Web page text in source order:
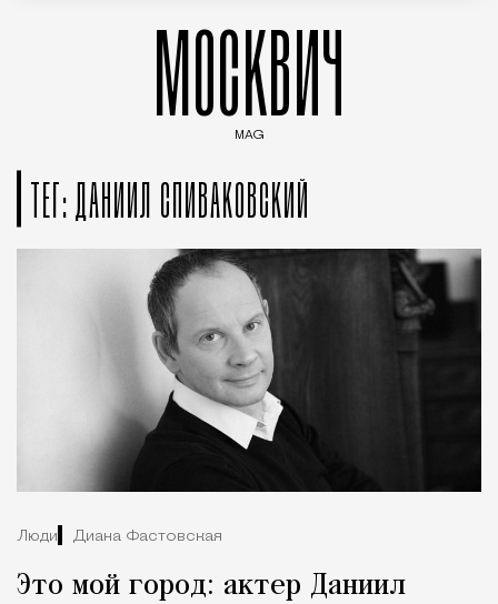
МОСКВИЧ
MAG
ТЕГ: ДАНИИЛ СПИВАКОВСКИЙ
Люди Диана Фастовская
Это мой город: актер Даниил